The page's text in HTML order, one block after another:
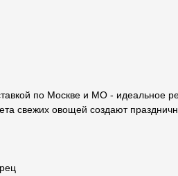
по Москве и МО - идеальное
свежих овощей создают